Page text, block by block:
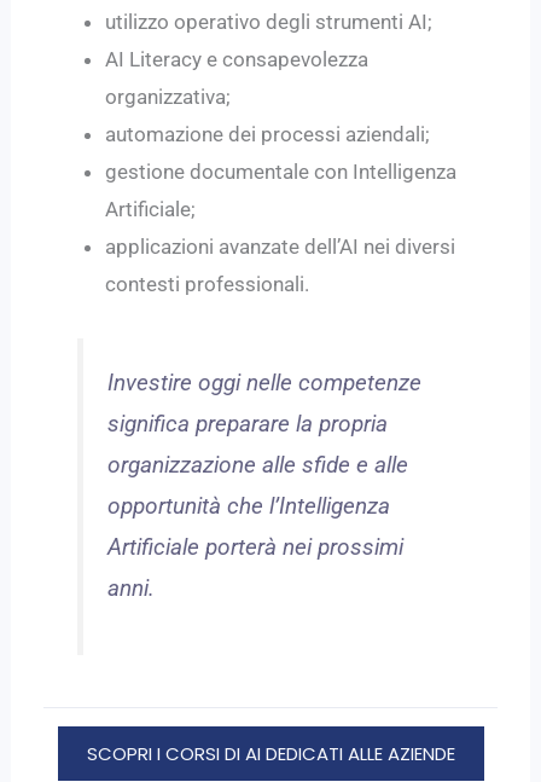
utilizzo operativo degli strumenti AI;
AI Literacy e consapevolezza
organizzativa;
automazione dei processi aziendali;
gestione documentale con Intelligenza
Artificiale;
applicazioni avanzate dell’AI nei diversi
contesti professionali.
Investire oggi nelle competenze
significa preparare la propria
organizzazione alle sfide e alle
opportunità che l’Intelligenza
Artificiale porterà nei prossimi
anni.
SCOPRI I CORSI DI AI DEDICATI ALLE AZIENDE